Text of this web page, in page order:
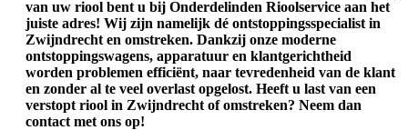
van uw riool bent u bij Onderdelinden Rioolservice aan het
juiste adres! Wij zijn namelijk dé ontstoppingsspecialist in
Zwijndrecht en omstreken. Dankzij onze moderne
ontstoppingswagens, apparatuur en klantgerichtheid
worden problemen efficiënt, naar tevredenheid van de klant
en zonder al te veel overlast opgelost. Heeft u last van een
verstopt riool in Zwijndrecht of omstreken? Neem dan
contact met ons op!